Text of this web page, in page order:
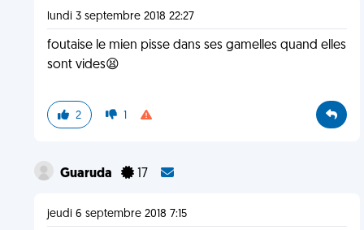
lundi 3 septembre 2018 22:27
foutaise le mien pisse dans ses gamelles quand elles
sont vides😫
2 1
Guaruda 17
jeudi 6 septembre 2018 7:15